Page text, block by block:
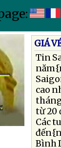
GIÁ
Tin
cao
từ 20
Các
Bình